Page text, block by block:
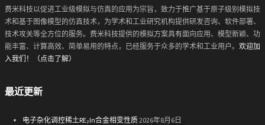
费米科技以促进工业级模拟与仿真的应用为宗旨，致力于推广基于原子级别模拟技
术和基于图像模型的仿真技术，为学术和工业研究机构提供研发咨询、软件部署、
技术攻关等全方位的服务。费米科技提供的模拟方案具有面向应用、模型新颖、功
能丰富、计算高效、简单易用的特点，已经服务于众多的学术和工业用户。 欢迎加
入我们！（点击了解）
最近更新
电子杂化调控稀土RE₂In合金相变性质2026年8月6日